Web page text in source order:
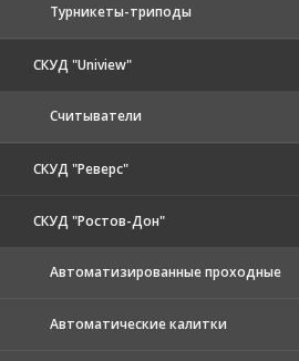
Турникеты-триподы
СКУД "Uniview"
Считыватели
СКУД "Реверс"
СКУД "Ростов-Дон"
Автоматизированные проходные
Автоматические калитки